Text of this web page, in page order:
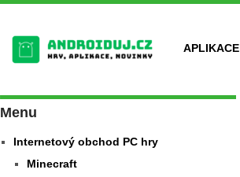
APLIKACE
Menu
Internetový obchod PC hry
Minecraft